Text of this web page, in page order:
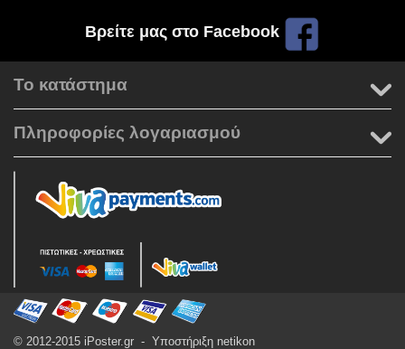
Βρείτε μας στο Facebook
Το κατάστημα
Πληροφορίες λογαριασμού
© 2012-2015 iPoster.gr - Υποστήριξη netikon